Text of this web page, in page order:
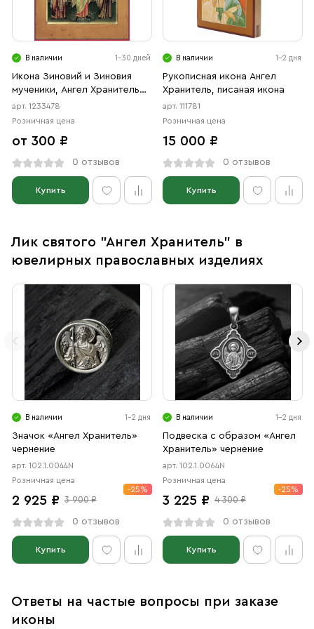
В наличии 1-30 дней
Икона Зиновий и Зиновия
мученики, Ангел Хранитель
(АРТ.03478)
арт. 1233478
Розничная цена
от 300 ₽
0 отзывов
Купить
В наличии 1-2 дня
Рукописная икона Ангел
Хранитель, писаная икона
арт. 111781
Розничная цена
15 000 ₽
0 отзывов
Купить
Лик святого "Ангел Хранитель" в
ювелирных православных изделиях
В наличии 1-2 дня
Значок «Ангел Хранитель»
чернение
арт. 102.1.0044N
Розничная цена
2 925 ₽ 3 900 ₽
-25%
0 отзывов
Купить
В наличии 1-2 дня
Подвеска с образом «Ангел
Хранитель» чернение
арт. 102.1.0064N
Розничная цена
3 225 ₽ 4 300 ₽
-25%
0 отзывов
Купить
Ответы на частые вопросы при заказе
иконы